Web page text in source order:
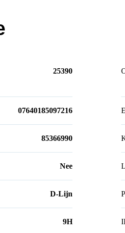
25390
07640185097216
85366990
Nee
D-Lijn
9H